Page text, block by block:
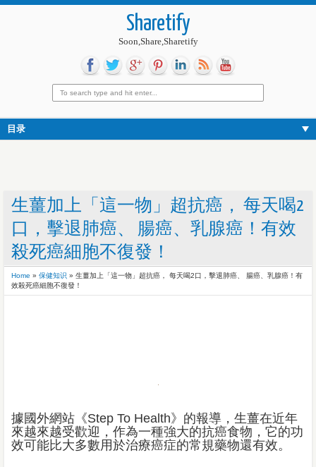
Sharetify
Soon,Share,Sharetify
目录
生薑加上「這一物」超抗癌， 每天喝2
口，擊退肺癌、 腸癌、乳腺癌！有效
殺死癌細胞不復發！
Home » 保健知识 » 生薑加上「這一物」超抗癌， 每天喝2口，擊退肺癌、 腸癌、乳腺癌！有
效殺死癌細胞不復發！
據國外網站《Step To Health》的報導，生薑在近年
來越來越受歡迎，作為一種強大的抗癌食物，它的功
效可能比大多數用於治療癌症的常規藥物還有效。